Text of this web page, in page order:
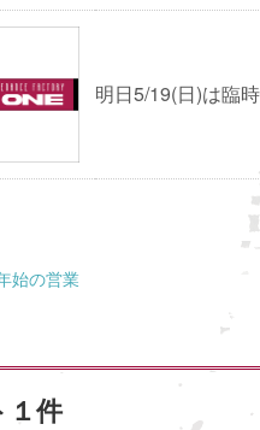
明日5/19(日)は臨
始の営業
１件